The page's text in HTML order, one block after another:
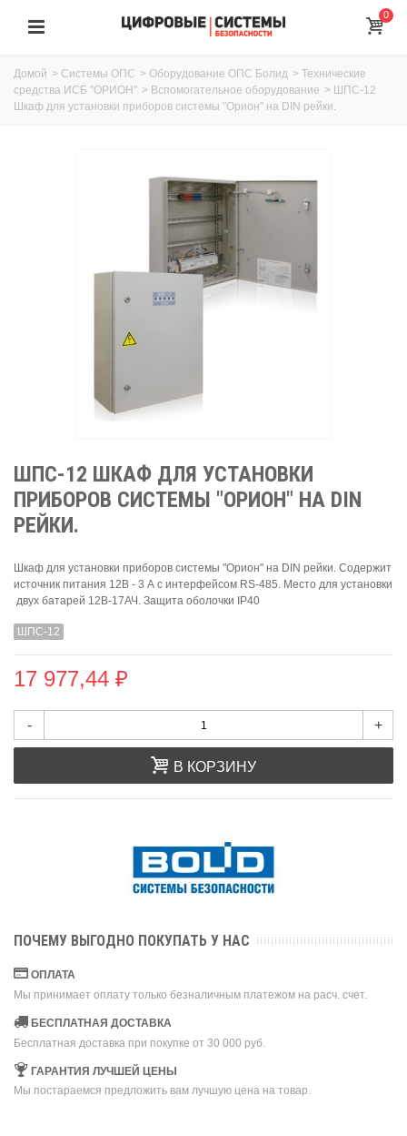
0
Домой > Системы ОПС > Оборудование ОПС Болид > Технические
средства ИСБ "ОРИОН" > Вспомогательное оборудование > ШПС-12
Шкаф для установки приборов системы "Орион" на DIN рейки.
ШПС-12 ШКАФ ДЛЯ УСТАНОВКИ
ПРИБОРОВ СИСТЕМЫ "ОРИОН" НА DIN
РЕЙКИ.
Шкаф для установки приборов системы "Орион" на DIN рейки. Содержит
источник питания 12В - 3 А с интерфейсом RS-485. Место для установки
двух батарей 12В-17АЧ. Защита оболочки IP40
ШПС-12
17 977,44 ₽
- +
В КОРЗИНУ
ПОЧЕМУ ВЫГОДНО ПОКУПАТЬ У НАС
ОПЛАТА
Мы принимает оплату только безналичным платежом на расч. счет.
БЕСПЛАТНАЯ ДОСТАВКА
Бесплатная доставка при покупке от 30 000 руб.
ГАРАНТИЯ ЛУЧШЕЙ ЦЕНЫ
Мы постараемся предложить вам лучшую цена на товар.